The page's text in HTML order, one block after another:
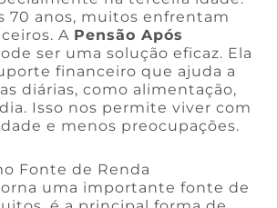
70 anos, muitos enfrentam
A Pensão Após
ser uma solução eficaz. Ela
financeiro que ajuda a
diárias, como alimentação,
Isso nos permite viver com
e menos preocupações.
Fonte de Renda
uma importante fonte de